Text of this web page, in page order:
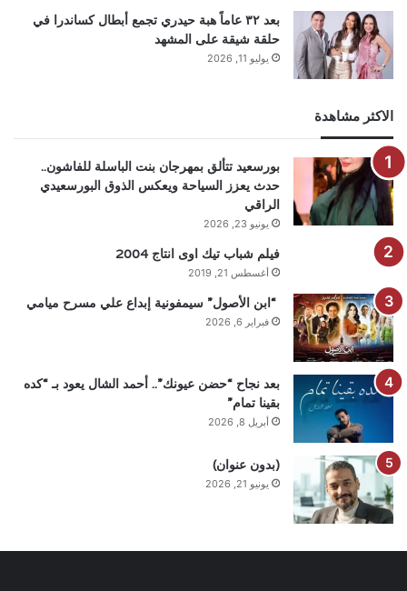
بعد ٣٢ عاماً هبة حيدري تجمع أبطال كساندرا في
حلقة شيقة على المشهد
يوليو 11, 2026
الاكثر مشاهدة
بورسعيد تتألق بمهرجان بنت الباسلة للفاشون..
حدث يعزز السياحة ويعكس الذوق البورسعيدي
الراقي
يونيو 23, 2026
فيلم شباب تيك اوى انتاج 2004
أغسطس 21, 2019
“ابن الأصول” سيمفونية إبداع علي مسرح ميامي
فبراير 6, 2026
بعد نجاح “حضن عيونك”.. أحمد الشال يعود بـ “كده
بقينا تمام”
أبريل 8, 2026
(بدون عنوان)
يونيو 21, 2026